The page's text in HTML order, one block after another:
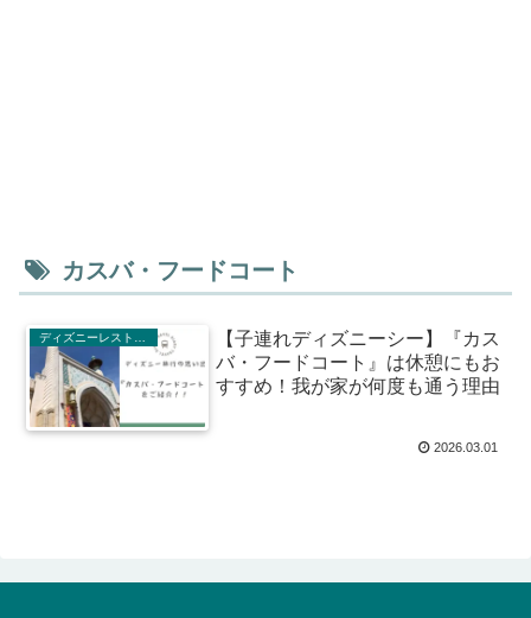
カスバ・フードコート
ディズニーレストラン
【子連れディズニーシー】『カス
バ・フードコート』は休憩にもお
すすめ！我が家が何度も通う理由
2026.03.01